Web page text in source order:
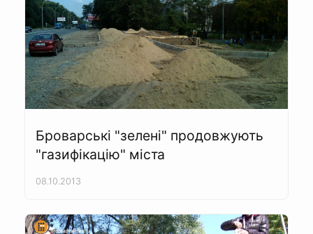
Броварські "зелені" продовжують
"газифікацію" міста
08.10.2013